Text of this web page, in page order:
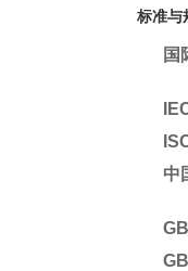
标准与
国
中